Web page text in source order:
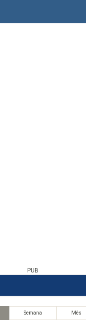
PUB
Semana Mês